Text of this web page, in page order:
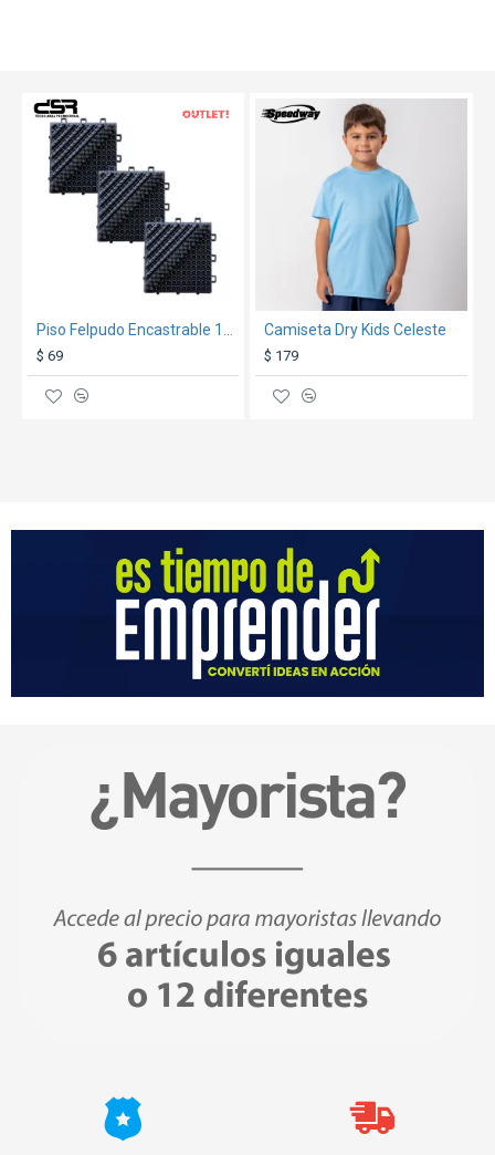
TEXTTRANSPARENTE
OUT
$ 69
TEXTTRANSPARENTE
Camiseta Dry Kids Celeste
$ 179